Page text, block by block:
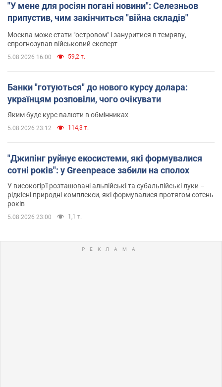
"У мене для росіян погані новини": Селезньов
припустив, чим закінчиться "війна складів"
Москва може стати "островом" і зануритися в темряву,
спрогнозував військовий експерт
5.08.2026 16:00 59,2 т.
Банки "готуються" до нового курсу долара:
українцям розповіли, чого очікувати
Яким буде курс валюти в обмінниках
5.08.2026 23:12 114,3 т.
"Джипінг руйнує екосистеми, які формувалися
сотні років": у Greenpeace забили на сполох
У високогір'ї розташовані альпійські та субальпійські луки –
рідкісні природні комплекси, які формувалися протягом сотень
років
5.08.2026 23:00 1,1 т.